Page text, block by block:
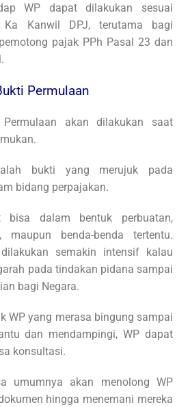
WP dapat dilakukan sesuai
Ka Kanwil DPJ, terutama bagi
pajak PPh Pasal 23 dan
Permulaan
Permulaan akan dilakukan saat
bukti yang merujuk pada
bidang perpajakan.
bisa dalam bentuk perbuatan,
maupun benda-benda tertentu.
semakin intensif kalau
pada tindakan pidana sampai
bagi Negara.
WP yang merasa bingung sampai
dan mendampingi, WP dapat
konsultasi.
umumnya akan menolong WP
hingga menemani mereka